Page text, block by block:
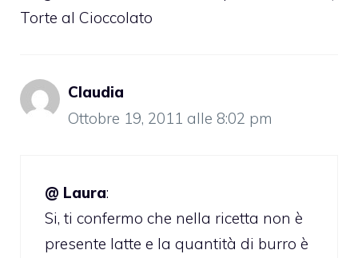
Torte al Cioccolato
Claudia
Ottobre 19, 2011 alle 8:02 pm
@ Laura:
Si, ti confermo che nella ricetta non è
presente latte e la quantità di burro è